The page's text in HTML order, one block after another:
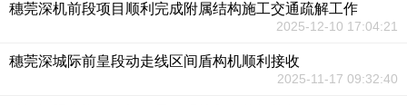
穗莞深机前段项目顺利完成附属结构施工交通疏解工作
2025-12-10 17:04:21
穗莞深城际前皇段动走线区间盾构机顺利接收
2025-11-17 09:32:40